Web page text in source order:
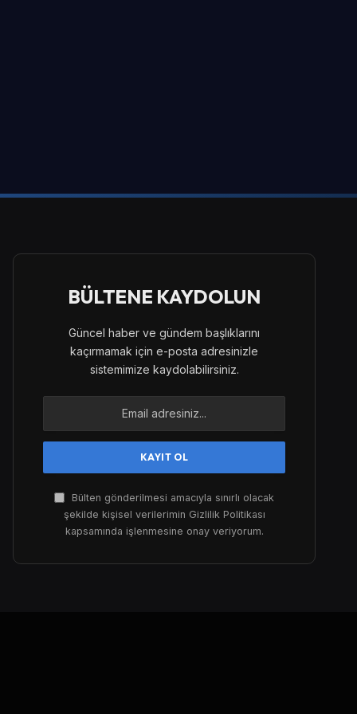
BÜLTENE KAYDOLUN
Güncel haber ve gündem başlıklarını
kaçırmamak için e-posta adresinizle
sistemimize kaydolabilirsiniz.
Bülten gönderilmesi amacıyla sınırlı olacak
şekilde kişisel verilerimin Gizlilik Politikası
kapsamında işlenmesine onay veriyorum.